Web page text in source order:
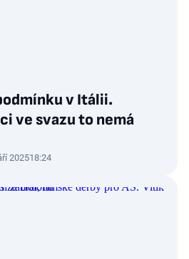
v Itálii.
ve svazu to nemá
202518:24